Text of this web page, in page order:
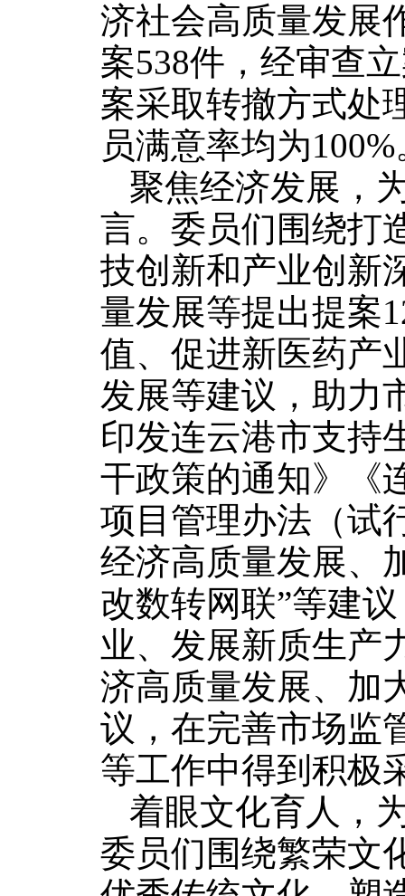
济社会高质量发展
案538件，经审查
案采取转撤方式处
员满意率均为100%
聚焦经济发展，
言。委员们围绕打
技创新和产业创新
量发展等提出提案
值、促进新医药产
发展等建议，助力
印发连云港市支持
干政策的通知》《
项目管理办法（试
经济高质量发展、
改数转网联”等建
业、发展新质生产
济高质量发展、加
议，在完善市场监
等工作中得到积极
着眼文化育人，
委员们围绕繁荣文